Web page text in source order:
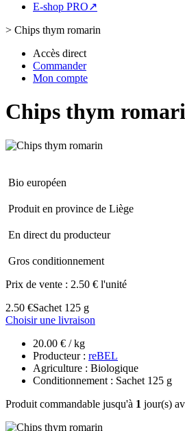
E-shop PRO↗
> Chips thym romarin
Accès direct
Commander
Mon compte
Chips thym
Bio européen
Produit en province de Liège
En direct du producteur
Gros conditionnement
Prix de vente : 2.50 € l'unité
2.50 €Sachet 125 g
Choisir une livraison
20.00 € / kg
Producteur : reBEL
Agriculture : Biologique
Conditionnement : Sachet 125 g
Produit commandable jusqu'à 1 jour(s)